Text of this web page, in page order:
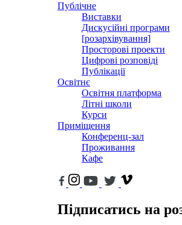
Публічне
Виставки
Дискусійні програми
[розархівування]
Просторові проекти
Цифрові розповіді
Публікації
Освітнє
Освітня платформа
Літні школи
Курси
Приміщення
Конференц-зал
Проживання
Кафе
Підписатись на